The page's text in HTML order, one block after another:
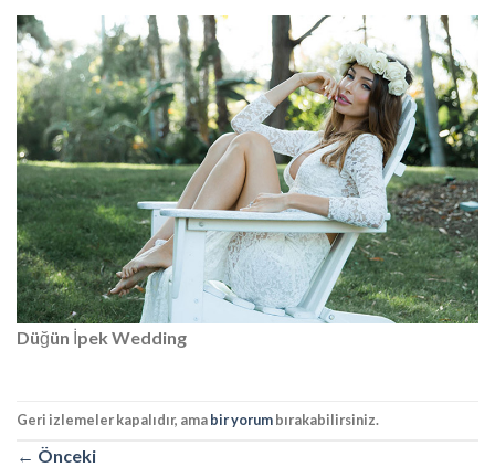
Düğün İpek Wedding
Geri izlemeler kapalıdır, amabir yorumbırakabilirsiniz.
← Önceki